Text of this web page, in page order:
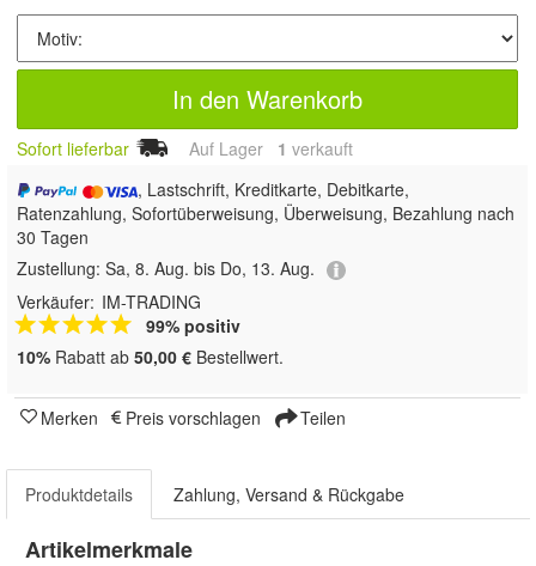
In den Warenkorb
Sofort lieferbar Auf Lager 1 verkauft
, Lastschrift, Kreditkarte, Debitkarte,
Ratenzahlung, Sofortüberweisung, Überweisung, Bezahlung nach
30 Tagen
Zustellung: Sa, 8. Aug. bis Do, 13. Aug.
Verkäufer: IM-TRADING
99% positiv
10% Rabatt ab 50,00 € Bestellwert.
Merken Preis vorschlagen Teilen
Produktdetails Zahlung, Versand & Rückgabe
Artikelmerkmale